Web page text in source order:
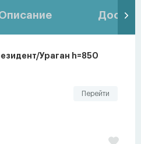
Ураган h=850
Перейти